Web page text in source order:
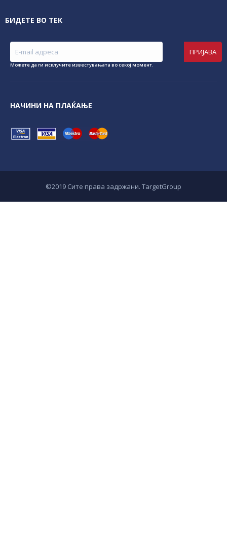
БИДЕТЕ ВО ТЕК
ПРИЈАВА
Можете да ги исклучите известувањата во секој момент.
НАЧИНИ НА ПЛАЌАЊЕ
©2019 Сите права задржани. TargetGroup